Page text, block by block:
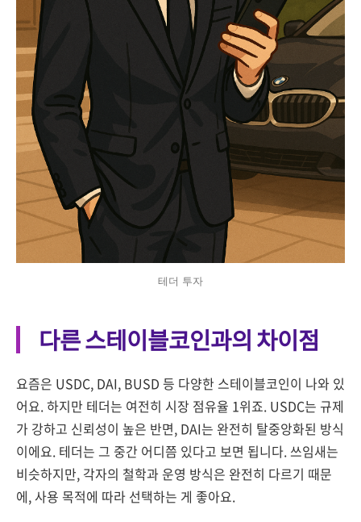
테더 투자
다른 스테이블코인과의 차이점
요즘은 USDC, DAI, BUSD 등 다양한 스테이블코인이 나와 있
어요. 하지만 테더는 여전히 시장 점유율 1위죠. USDC는 규제
가 강하고 신뢰성이 높은 반면, DAI는 완전히 탈중앙화된 방식
이에요. 테더는 그 중간 어디쯤 있다고 보면 됩니다. 쓰임새는
비슷하지만, 각자의 철학과 운영 방식은 완전히 다르기 때문
에, 사용 목적에 따라 선택하는 게 좋아요.